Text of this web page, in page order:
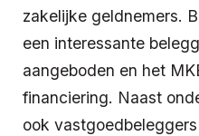
zakelijke geldnemers.
een interessante
aangeboden en het
financiering. Naast
ook